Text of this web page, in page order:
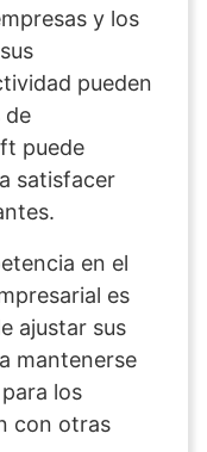
y los
pueden
de
puede
satisfacer
en el
es
ajustar sus
mantenerse
los
con otras